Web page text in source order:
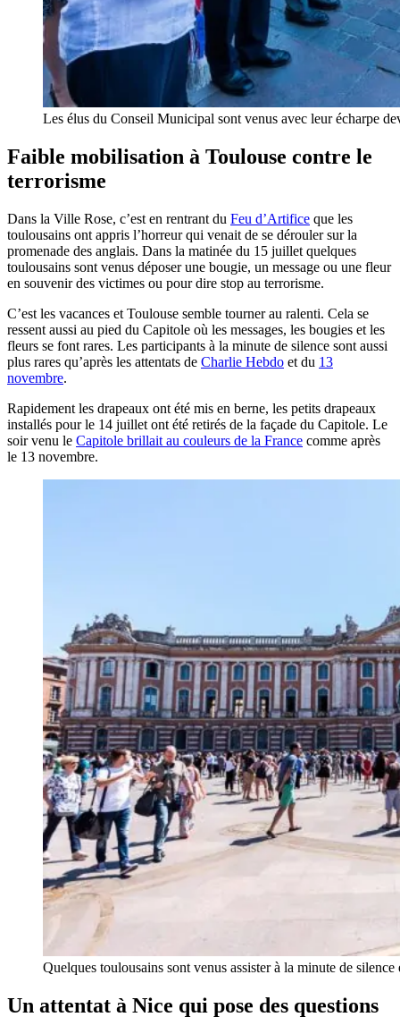
Les élus du Conseil Municipal sont venus avec leur écharpe
Faible mobilisation à Toulouse contre le
terrorisme
Dans la Ville Rose, c’est en rentrant du Feu d’Artifice que les
toulousains ont appris l’horreur qui venait de se dérouler sur la
promenade des anglais. Dans la matinée du 15 juillet quelques
toulousains sont venus déposer une bougie, un message ou une fleur
en souvenir des victimes ou pour dire stop au terrorisme.
C’est les vacances et Toulouse semble tourner au ralenti. Cela se
ressent aussi au pied du Capitole où les messages, les bougies et les
fleurs se font rares. Les participants à la minute de silence sont aussi
plus rares qu’après les attentats de Charlie Hebdo et du 13
novembre.
Rapidement les drapeaux ont été mis en berne, les petits drapeaux
installés pour le 14 juillet ont été retirés de la façade du Capitole. Le
soir venu le Capitole brillait au couleurs de la France comme après
le 13 novembre.
Quelques toulousains sont venus assister à la minute de
Un attentat à Nice qui pose des questions